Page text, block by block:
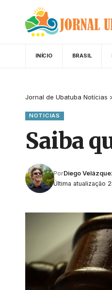
INÍCIO BRASIL
Jornal de Ubatuba Notícias
NOTICIAS
Saiba
Última atualização
PorDiego